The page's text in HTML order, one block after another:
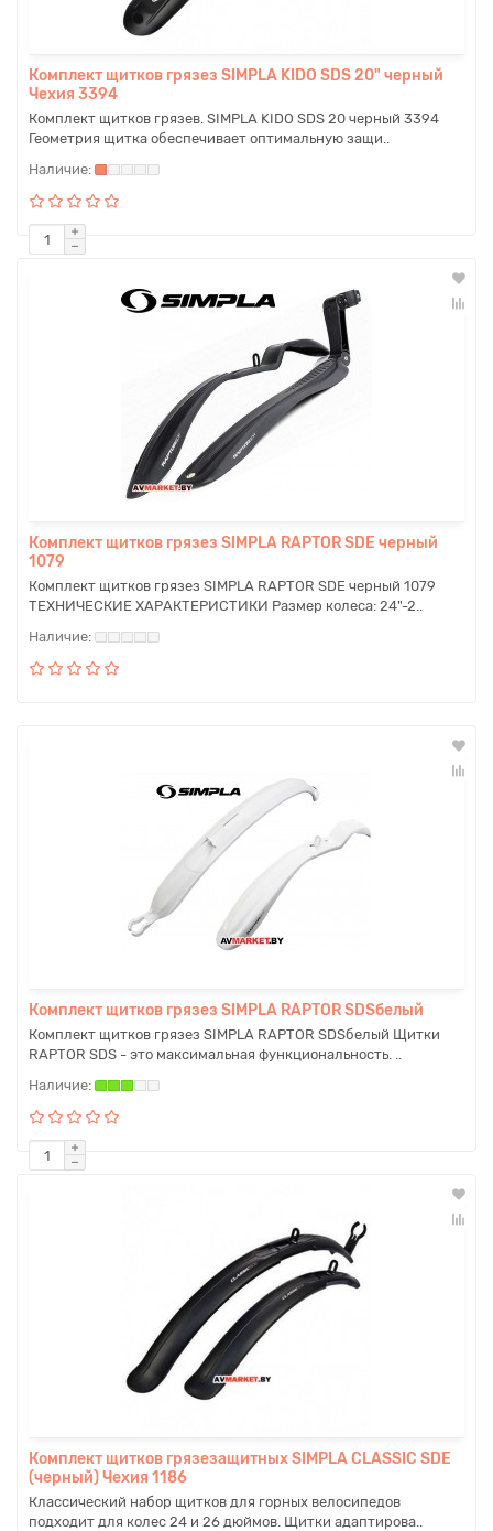
Комплект щитков грязез SIMPLA KIDO SDS 20" черный
Чехия 3394
Комплект щитков грязев. SIMPLA KIDO SDS 20 черный 3394
Геометрия щитка обеспечивает оптимальную защи..
Комплект щитков грязез SIMPLA RAPTOR SDE черный
1079
Комплект щитков грязез SIMPLA RAPTOR SDE черный 1079
ТЕХНИЧЕСКИЕ ХАРАКТЕРИСТИКИ Размер колеса: 24"-2..
Комплект щитков грязез SIMPLA RAPTOR SDSбелый
Комплект щитков грязез SIMPLA RAPTOR SDSбелый Щитки
RAPTOR SDS - это максимальная функциональность. ..
Комплект щитков грязезащитных SIMPLA CLASSIC SDE
(черный) Чехия 1186
Классический набор щитков для горных велосипедов
подходит для колес 24 и 26 дюймов. Щитки адаптирова..